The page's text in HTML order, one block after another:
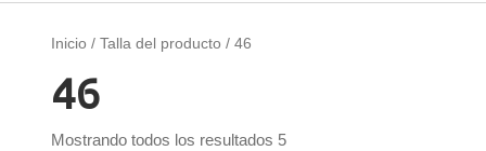
Inicio / Talla del producto / 46
46
Mostrando todos los resultados 5